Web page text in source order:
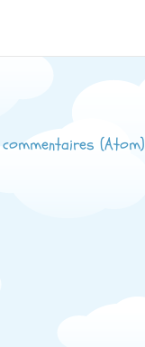
(Atom)